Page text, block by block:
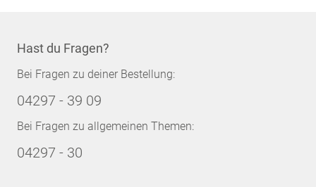
Hast du Fragen?
Bei Fragen zu deiner Bestellung:
04297 - 39 09
Bei Fragen zu allgemeinen Themen:
04297 - 30